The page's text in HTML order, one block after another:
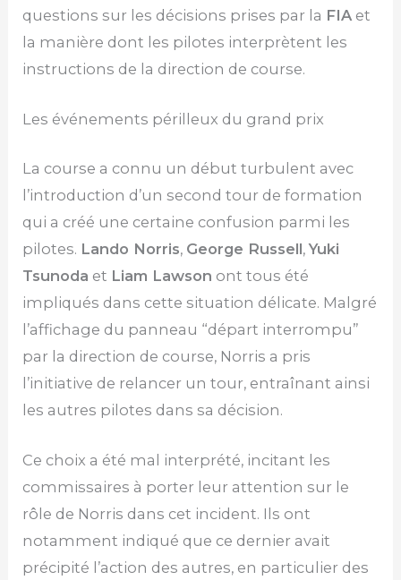
questions sur les décisions prises par la FIA et
la manière dont les pilotes interprètent les
instructions de la direction de course.
Les événements périlleux du grand prix
La course a connu un début turbulent avec
l’introduction d’un second tour de formation
qui a créé une certaine confusion parmi les
pilotes. Lando Norris, George Russell,Yuki
Tsunoda et Liam Lawson ont tous été
impliqués dans cette situation délicate. Malgré
l’affichage du panneau “départ interrompu”
par la direction de course, Norris a pris
l’initiative de relancer un tour, entraînant ainsi
les autres pilotes dans sa décision.
Ce choix a été mal interprété, incitant les
commissaires à porter leur attention sur le
rôle de Norris dans cet incident. Ils ont
notamment indiqué que ce dernier avait
précipité l’action des autres, en particulier des